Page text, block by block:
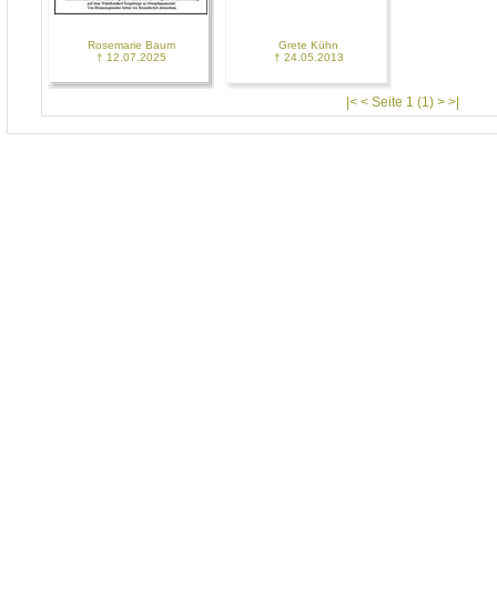
Rosemarie Baum
† 12.07.2025
Grete Kühn
† 24.05.2013
|< < Seite 1 (1) > >|